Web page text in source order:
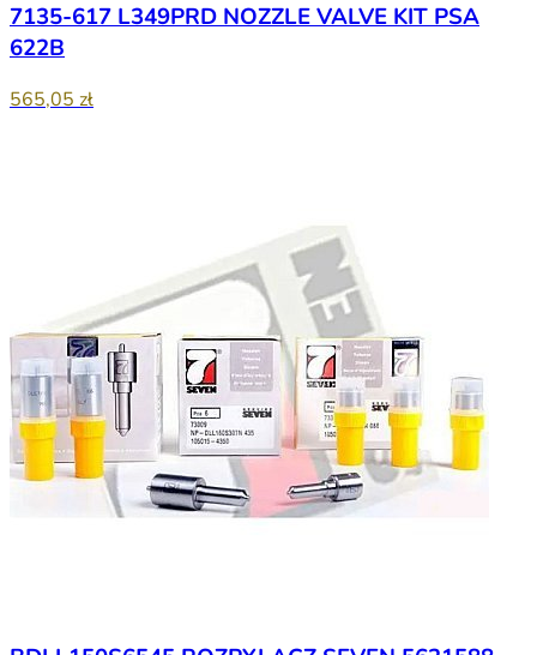
7135-617 L349PRD NOZZLE VALVE KIT PSA
622B
565,05 zł